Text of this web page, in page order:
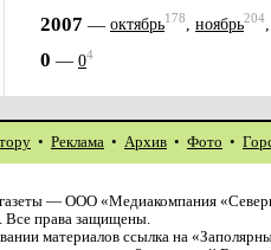
2007 — октябрь178, ноябрь204
0 — 04
• Реклама • Архив • Фото •
— ООО «Медиакомпания
Все права защищены.
материалов ссылка на